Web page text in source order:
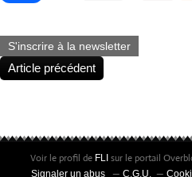
S'inscrire à la newsletter
Article précédent
Voir le profil de FLI sur le portail
Signaler un abus
C.G.U.